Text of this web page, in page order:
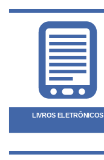
LIVROS ELETRÔNICOS